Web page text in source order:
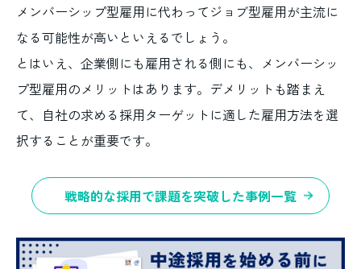
メンバーシップ型雇用に代わってジョブ型雇用が主流に
なる可能性が高いといえるでしょう。
とはいえ、企業側にも雇用される側にも、メンバーシッ
プ型雇用のメリットはあります。デメリットも踏まえ
て、自社の求める採用ターゲットに適した雇用方法を選
択することが重要です。
戦略的な採用で課題を突破した事例一覧